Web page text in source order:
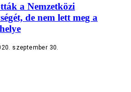
a Nemzetközi
de nem lett meg a
szeptember 30.